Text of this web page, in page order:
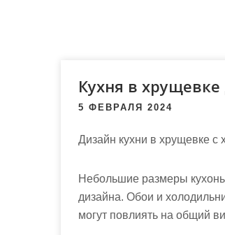
Кухня в
5 ФЕВРАЛЯ 2024
Дизайн кухни в хрущевке с
Небольшие размеры
дизайна. Обои и
могут повлиять на общий